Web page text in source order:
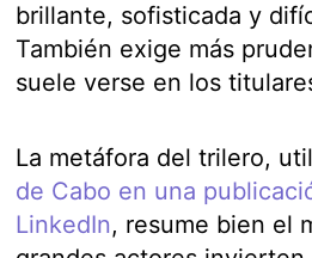
brillante, sofisticada y
También exige más
suele verse en los
La metáfora del trilero,
de Cabo en una
LinkedIn, resume bien el